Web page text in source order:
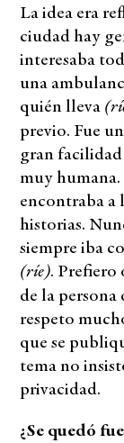
La idea era
ciudad hay
interesaba
una
quién lleva
previo. Fue
gran
muy
encontraba a
historias.
siempre iba
(ríe). Prefiero
de la persona
respeto
que se
tema no
privacidad.
¿Se quedó